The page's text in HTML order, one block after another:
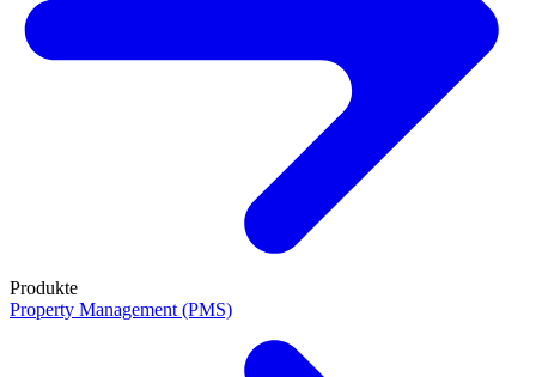
Produkte
Property Management (PMS)